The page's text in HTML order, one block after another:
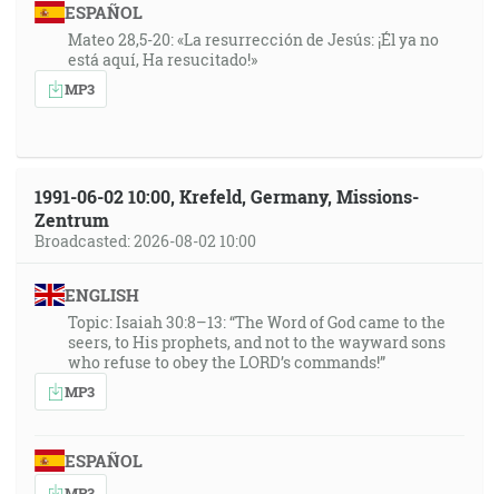
ESPAÑOL
Mateo 28,5-20: «La resurrección de Jesús: ¡Él ya no
está aquí, Ha resucitado!»
MP3
1991-06-02 10:00, Krefeld, Germany, Missions-
Zentrum
Broadcasted: 2026-08-02 10:00
ENGLISH
Topic: Isaiah 30:8–13: “The Word of God came to the
seers, to His prophets, and not to the wayward sons
who refuse to obey the LORD’s commands!”
MP3
ESPAÑOL